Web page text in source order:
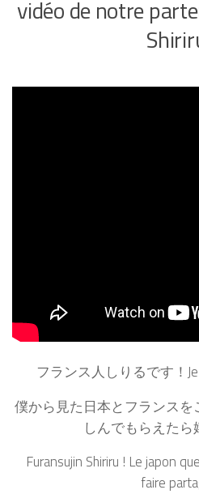
vidéo de notre
フランス人しりるです！Je
僕から見た日本とフランス
しんでもらえた
Furansujin Shiriru ! Le japon
faire